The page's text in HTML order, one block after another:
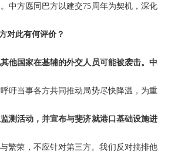
中方愿同巴方以建交75周年为契机，深化
对此有何评价？
他国家在基辅的外交人员可能被袭击。中
吁当事各方共同推动局势尽快降温，为重
测活动，并宣布与斐济就港口基础设施进
繁荣，不应针对第三方。我们反对搞排他